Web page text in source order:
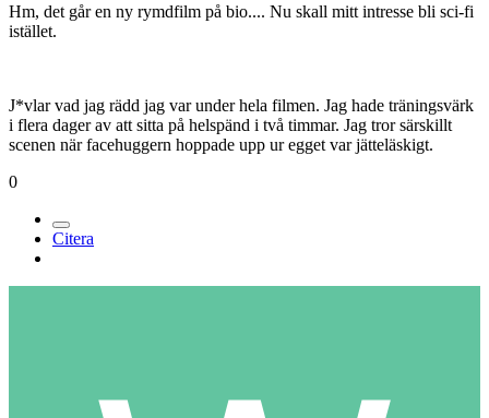
Hm, det går en ny rymdfilm på bio.... Nu skall mitt intresse bli sci-fi
istället.
J*vlar vad jag rädd jag var under hela filmen. Jag hade träningsvärk
i flera dager av att sitta på helspänd i två timmar. Jag tror särskillt
scenen när facehuggern hoppade upp ur egget var jätteläskigt.
0
Citera